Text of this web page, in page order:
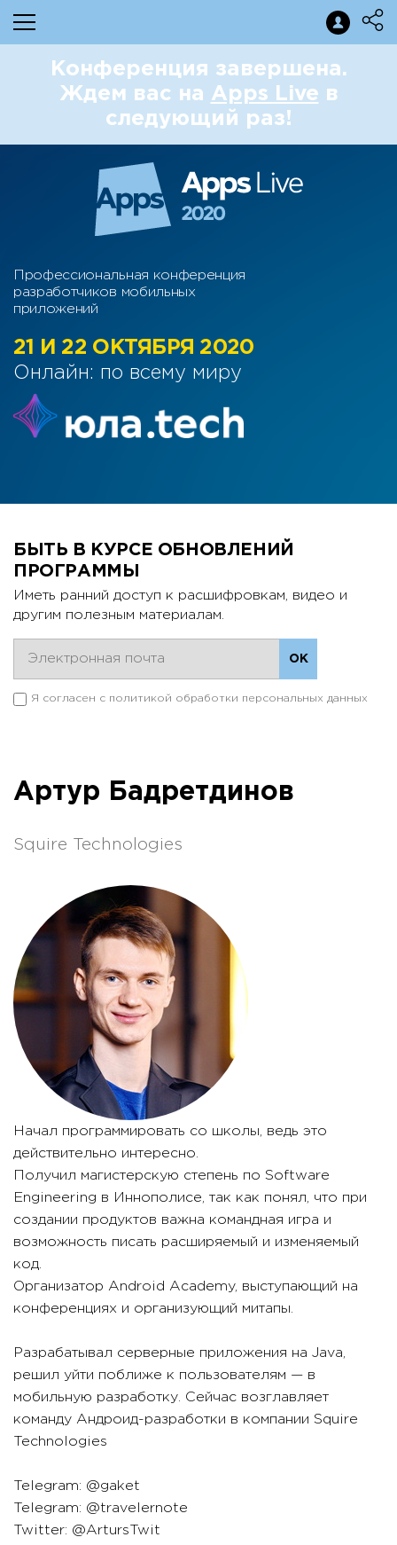
Конференция завершена.
Ждем вас на Apps Live в
следующий раз!
Профессиональная конференция
разработчиков мобильных
приложений
21 И 22 ОКТЯБРЯ 2020
Онлайн: по всему миру
Артур Бадретдинов
Squire Technologies
Начал программировать со школы, ведь это
действительно интересно.
Получил магистерскую степень по Software
Engineering в Иннополисе, так как понял, что при
создании продуктов важна командная игра и
возможность писать расширяемый и изменяемый
код.
Организатор Android Academy, выступающий на
конференциях и организующий митапы.
Разрабатывал серверные приложения на Java,
решил уйти поближе к пользователям — в
мобильную разработку. Сейчас возглавляет
команду Андроид-разработки в компании Squire
Technologies
Telegram: @gaket
Telegram: @travelernote
Twitter: @ArtursTwit
БЫТЬ В КУРСЕ ОБНОВЛЕНИЙ
ПРОГРАММЫ
Иметь ранний доступ к расшифровкам, видео и
другим полезным материалам.
Я согласен с политикой обработки персональных данных